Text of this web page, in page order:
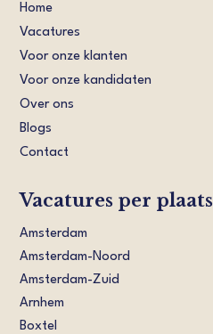
Home
Vacatures
Voor onze klanten
Voor onze kandidaten
Over ons
Blogs
Contact
Vacatures per plaats
Amsterdam
Amsterdam-Noord
Amsterdam-Zuid
Arnhem
Boxtel